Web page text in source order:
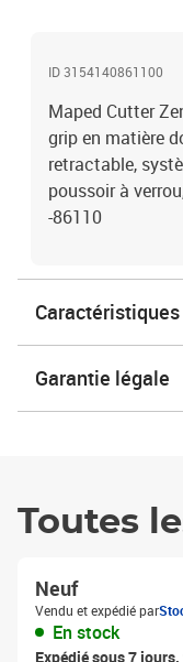
ID 3154140861100
Maped Cutter
grip en matière
retractable,
poussoir à
-86110
Caractéristiques
Garantie légale
Toutes
Neuf
Vendu et expédié par
En stock
Expédié sous 7